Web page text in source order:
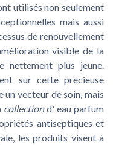
utilisés non seulement
mais aussi
de renouvellement
visible de la
nettement plus jeune.
sur cette précieuse
un vecteur desoin, mais
collectiond'eau parfum
antiseptiques et
les produits visent à